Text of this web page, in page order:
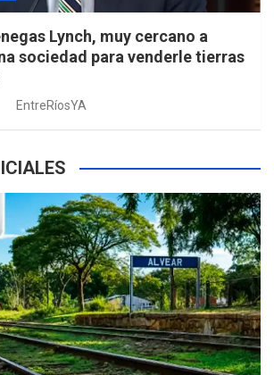
Lynch, muy cercano a
sociedad para venderle tierras
EntreRíosYA